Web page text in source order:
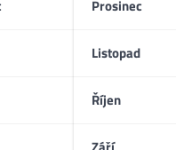
Prosinec
Listopad
Říjen